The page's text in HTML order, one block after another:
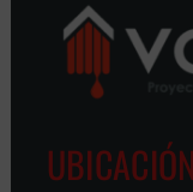
UBICACIÓN